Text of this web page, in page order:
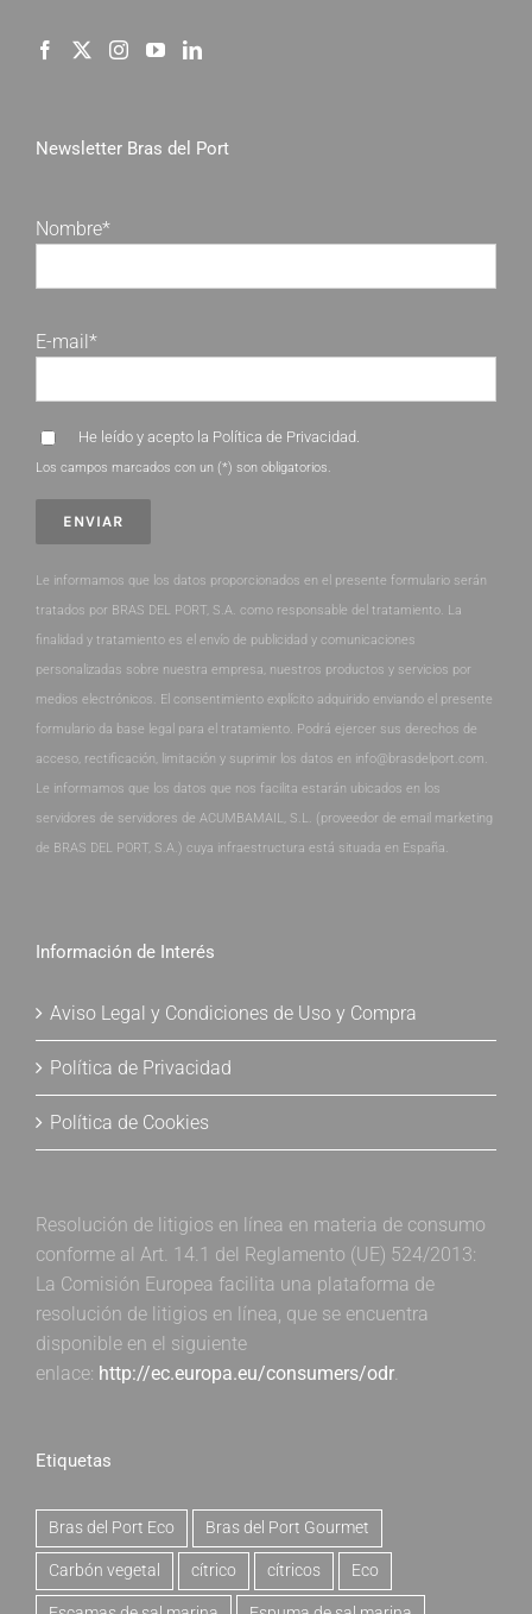
Newsletter Bras del Port
Nombre*
E-mail*
He leído y acepto la Política de Privacidad.
Los campos marcados con un (*) son obligatorios.
Le informamos que los datos proporcionados en el presente formulario serán
tratados por BRAS DEL PORT, S.A. como responsable del tratamiento. La
finalidad y tratamiento es el envío de publicidad y comunicaciones
personalizadas sobre nuestra empresa, nuestros productos y servicios por
medios electrónicos. El consentimiento explícito adquirido enviando el presente
formulario da base legal para el tratamiento. Podrá ejercer sus derechos de
acceso, rectificación, limitación y suprimir los datos en info@brasdelport.com.
Le informamos que los datos que nos facilita estarán ubicados en los
servidores de servidores de ACUMBAMAIL, S.L. (proveedor de email marketing
de BRAS DEL PORT, S.A.) cuya infraestructura está situada en España.
Información de Interés
Aviso Legal y Condiciones de Uso y Compra
Política de Privacidad
Política de Cookies
Resolución de litigios en línea en materia de consumo
conforme al Art. 14.1 del Reglamento (UE) 524/2013:
La Comisión Europea facilita una plataforma de
resolución de litigios en línea, que se encuentra
disponible en el siguiente
enlace: http://ec.europa.eu/consumers/odr.
Etiquetas
Bras del Port Eco Bras del Port Gourmet
Carbón vegetal cítrico cítricos Eco